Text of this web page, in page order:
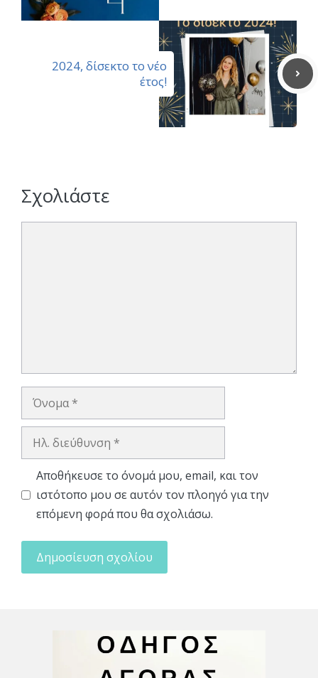
2024, δίσεκτο το νέο
έτος!
Σχολιάστε
Όνομα
Ηλ.
Αποθήκευσε το όνομά μου, email, και τον
ιστότοπο μου σε αυτόν τον πλοηγό για την
επόμενη φορά που θα σχολιάσω.